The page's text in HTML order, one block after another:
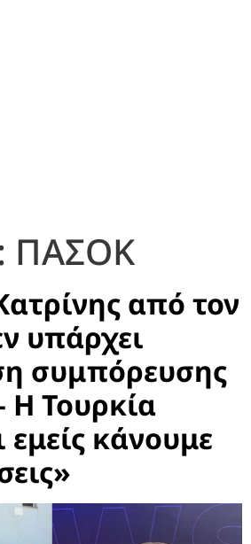
ΠΑΣΟΚ
από τον
υπάρχει
συμπόρευσης
Η Τουρκία
εμείς κάνουμε